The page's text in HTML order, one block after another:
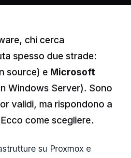
chi cerca
spesso due strade:
source) e Microsoft
Windows Server). Sono
validi, ma rispondono a
come scegliere.
su Proxmox e